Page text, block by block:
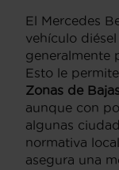
El Mercedes
vehículo
generalmente
Esto le
Zonas de
aunque con
algunas
normativa
asegura una